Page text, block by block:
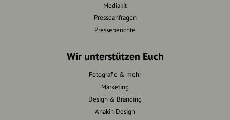
Mediakit
Presseanfragen
Presseberichte
Wir unterstützen Euch
Fotografie & mehr
Marketing
Design & Branding
Anakin Design